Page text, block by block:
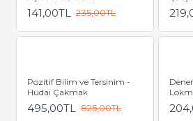
141,00TL 235,00TL
Pozitif Bilim ve Tersinim -
Hüdai Çakmak
495,00TL 825,00TL